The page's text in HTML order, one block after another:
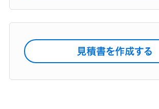
見積書を作成する